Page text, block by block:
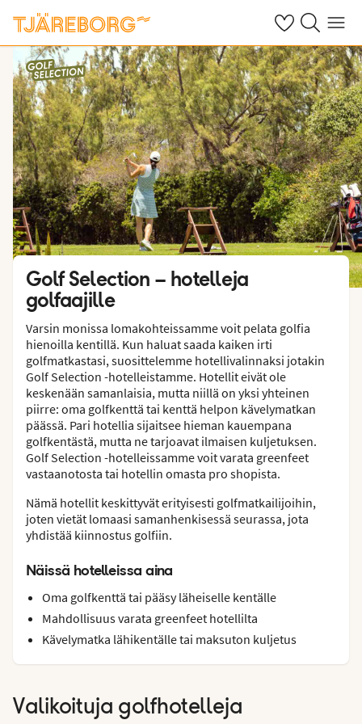
OmatHaku Valikko
Golf Selection – hotelleja
golfaajille
Varsin monissa lomakohteissamme voit pelata golfia
hienoilla kentillä. Kun haluat saada kaiken irti
golfmatkastasi, suosittelemme hotellivalinnaksi jotakin
Golf Selection -hotelleistamme. Hotellit eivät ole
keskenään samanlaisia, mutta niillä on yksi yhteinen
piirre: oma golfkenttä tai kenttä helpon kävelymatkan
päässä. Pari hotellia sijaitsee hieman kauempana
golfkentästä, mutta ne tarjoavat ilmaisen kuljetuksen.
Golf Selection -hotelleissamme voit varata greenfeet
vastaanotosta tai hotellin omasta pro shopista.
Nämä hotellit keskittyvät erityisesti golfmatkailijoihin,
joten vietät lomaasi samanhenkisessä seurassa, jota
yhdistää kiinnostus golfiin.
Näissä hotelleissa aina
Oma golfkenttä tai pääsy läheiselle kentälle
Mahdollisuus varata greenfeet hotellilta
Kävelymatka lähikentälle tai maksuton kuljetus
Valikoituja golfhotelleja